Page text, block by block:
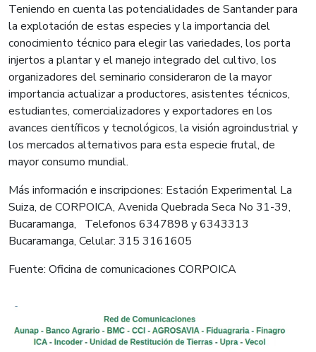
Teniendo en cuenta las potencialidades de Santander para
la explotación de estas especies y la importancia del
conocimiento técnico para elegir las variedades, los porta
injertos a plantar y el manejo integrado del cultivo, los
organizadores del seminario consideraron de la mayor
importancia actualizar a productores, asistentes técnicos,
estudiantes, comercializadores y exportadores en los
avances científicos y tecnológicos, la visión agroindustrial y
los mercados alternativos para esta especie frutal, de
mayor consumo mundial.
Más información e inscripciones: Estación Experimental La
Suiza, de CORPOICA, Avenida Quebrada Seca No 31-39,
Bucaramanga, Telefonos 6347898 y 6343313
Bucaramanga, Celular: 315 3161605
Fuente: Oficina de comunicaciones CORPOICA